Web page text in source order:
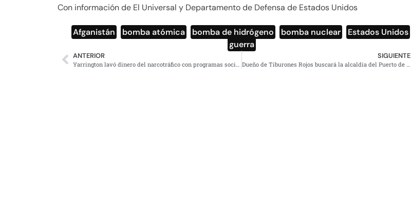
Con información de El Universal y Departamento de Defensa de Estados Unidos
Afganistán bomba atómica bomba de hidrógeno bomba nuclear Estados Unidos
guerra
ANTERIOR SIGUIENTE